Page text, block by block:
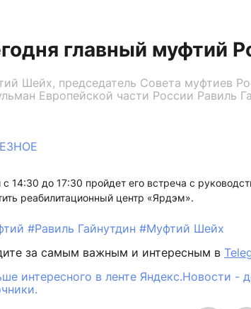
главный муфтий
Шейх, председатель Совета муфтиев
Европейской части России Равиль
с 14:30 до 17:30 пройдет его встреча с
реабилитационный центр «Ярдэм».
#Равиль Гайнутдин #Муфтий Шейх
за самым важным и интересным в
интересного в ленте Яндекс.Новости -